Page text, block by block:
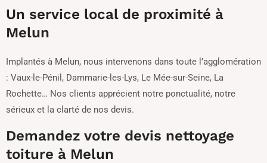
Un service local de proximité à
Melun
Implantés à Melun, nous intervenons dans toute l’agglomération
: Vaux-le-Pénil, Dammarie-les-Lys, Le Mée-sur-Seine, La
Rochette… Nos clients apprécient notre ponctualité, notre
sérieux et la clarté de nos devis.
Demandez votre devis nettoyage
toiture à Melun